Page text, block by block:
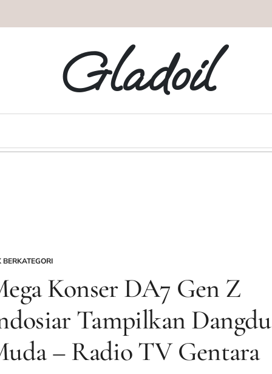
Gladoil
BERKATEGORI
Konser DA7 Gen Z
Tampilkan
– Radio TV Gentara